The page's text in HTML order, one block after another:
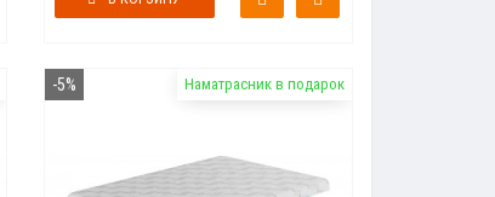
Наматрасник в подарок
-5%